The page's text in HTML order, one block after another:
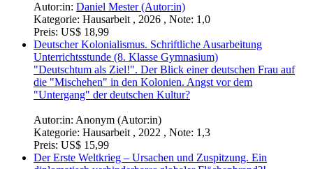
Autor:in: Daniel Mester (Autor:in)
Kategorie: Hausarbeit , 2026 , Note: 1,0
Preis: US$ 18,99
Deutscher Kolonialismus. Schriftliche Ausarbeitung
Unterrichtsstunde (8. Klasse Gymnasium)
"Deutschtum als Ziel!". Der Blick einer deutschen Frau auf
die "Mischehen" in den Kolonien. Angst vor dem
"Untergang" der deutschen Kultur?
Autor:in: Anonym (Autor:in)
Kategorie: Hausarbeit , 2022 , Note: 1,3
Preis: US$ 15,99
Der Erste Weltkrieg – Ursachen und Zuspitzung. Ein